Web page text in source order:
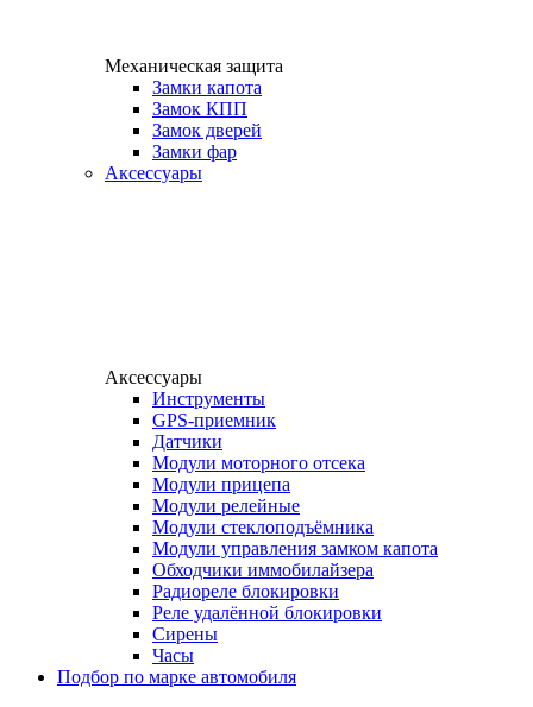
Механическая защита
Замки капота
Замок КПП
Замок дверей
Замки фар
Аксессуары
Аксессуары
Инструменты
GPS-приемник
Датчики
Модули моторного отсека
Модули прицепа
Модули релейные
Модули стеклоподъёмника
Модули управления замком капота
Обходчики иммобилайзера
Радиореле блокировки
Реле удалённой блокировки
Сирены
Часы
Подбор по марке автомобиля